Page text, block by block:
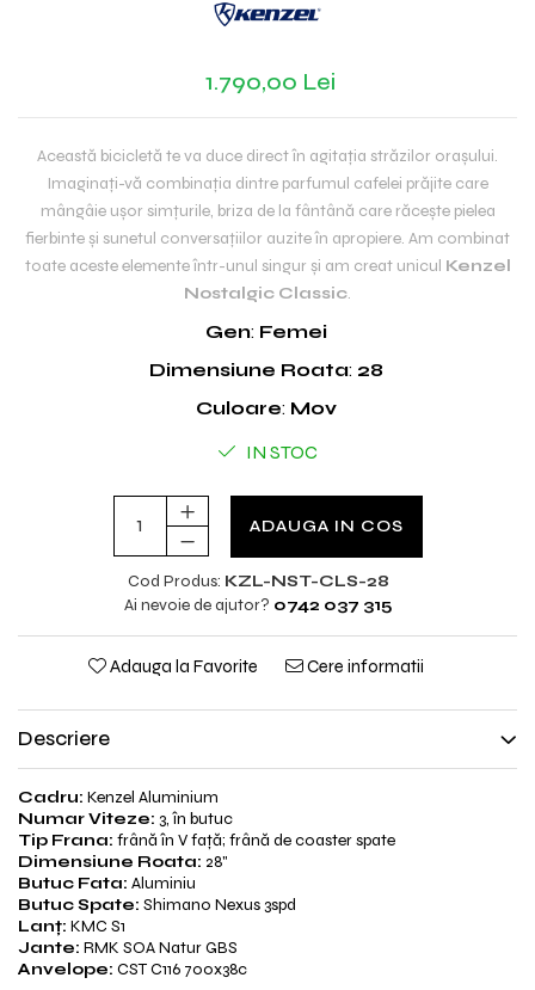
1.790,00 Lei
Această bicicletă te va duce direct în agitația străzilor orașului.
Imaginați-vă combinația dintre parfumul cafelei prăjite care
mângâie ușor simțurile, briza de la fântână care răcește pielea
fierbinte și sunetul conversațiilor auzite în apropiere. Am combinat
toate aceste elemente într-unul singur și am creat unicul Kenzel
Nostalgic Classic.
Gen: Femei
Dimensiune Roata: 28
Culoare: Mov
IN STOC
ADAUGA IN COS
Cod Produs: KZL-NST-CLS-28
Ai nevoie de ajutor? 0742 037 315
Adauga la Favorite Cere informatii
Descriere
Cadru: Kenzel Aluminium
Numar Viteze: 3, în butuc
Tip Frana: frână în V față; frână de coaster spate
Dimensiune Roata: 28"
Butuc Fata: Aluminiu
Butuc Spate: Shimano Nexus 3spd
Lanț: KMC S1
Jante: RMK SOA Natur GBS
Anvelope: CST C116 700x38c